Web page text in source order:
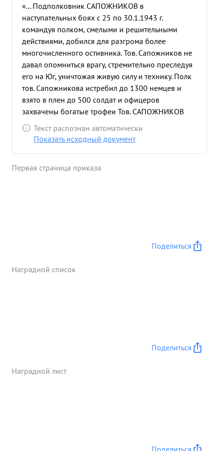
«... Подполковник САПОЖНИКОВ в
наступательных боях с 25 по 30.1.1943 г.
командуя полком, смелыми и решительными
действиями, добился для разгрома более
многочисленного остивника. Тов. Сапожников не
давал опомниться врагу, стремительно преследуя
его на Юг, уничтожая живую силу и технику. Полк
тов. Сапожникова истребил до 1300 немцев и
взято в плен до 500 солдат и офицеров
захвачены богатые трофеи Тов. САПОЖНИКОВ
достоин Правительственной награды Ордена
Красное Знамя". ...»
Текст распознан автоматически
Показать исходный документ
Первая страница приказа
Поделиться
Наградной список
Поделиться
Наградной лист
Поделиться